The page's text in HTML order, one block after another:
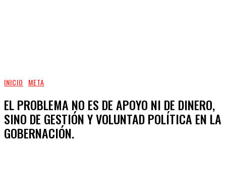
INICIO META
EL PROBLEMA NO ES DE APOYO NI DE DINERO,
SINO DE GESTIÓN Y VOLUNTAD POLÍTICA EN LA
GOBERNACIÓN.